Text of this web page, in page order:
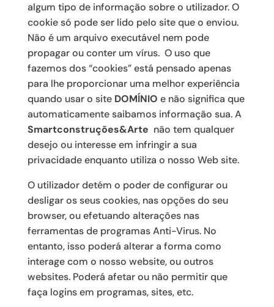
algum tipo de informação sobre o utilizador. O
cookie só pode ser lido pelo site que o enviou.
Não é um arquivo executável nem pode
propagar ou conter um vírus. O uso que
fazemos dos “cookies” está pensado apenas
para lhe proporcionar uma melhor experiência
quando usar o site DOMÍNIO e não significa que
automaticamente saibamos informação sua. A
Smartconstruções&Arte não tem qualquer
desejo ou interesse em infringir a sua
privacidade enquanto utiliza o nosso Web site.
O utilizador detém o poder de configurar ou
desligar os seus cookies, nas opções do seu
browser, ou efetuando alterações nas
ferramentas de programas Anti-Virus. No
entanto, isso poderá alterar a forma como
interage com o nosso website, ou outros
websites. Poderá afetar ou não permitir que
faça logins em programas, sites, etc.